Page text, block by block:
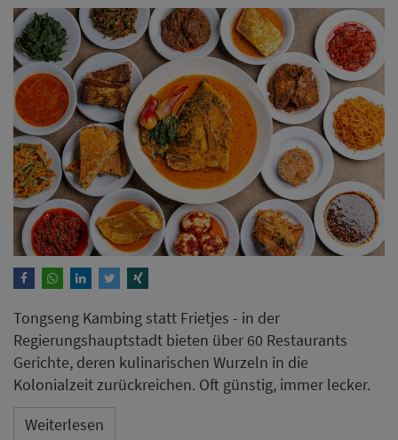
Tongseng Kambing statt Frietjes - in der
Regierungshauptstadt bieten über 60 Restaurants
Gerichte, deren kulinarischen Wurzeln in die
Kolonialzeit zurückreichen. Oft günstig, immer lecker.
Weiterlesen